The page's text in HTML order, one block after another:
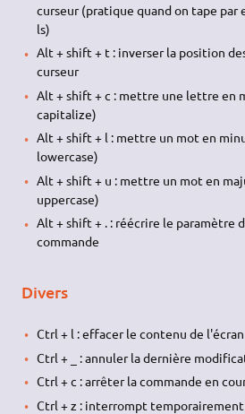
curseur (pratique quand on tape par
ls)
Alt + shift + t : inverser la position
curseur
Alt + shift + c : mettre une lettre en
capitalize)
Alt + shift + l : mettre un mot en
lowercase)
Alt + shift + u : mettre un mot en
uppercase)
Alt + shift + . : réécrire le paramètre
commande
Divers
Ctrl + l : effacer le contenu de l'écran
Ctrl + _ : annuler la dernière
Ctrl + c : arrêter la commande en
Ctrl + z : interrompt temporairement